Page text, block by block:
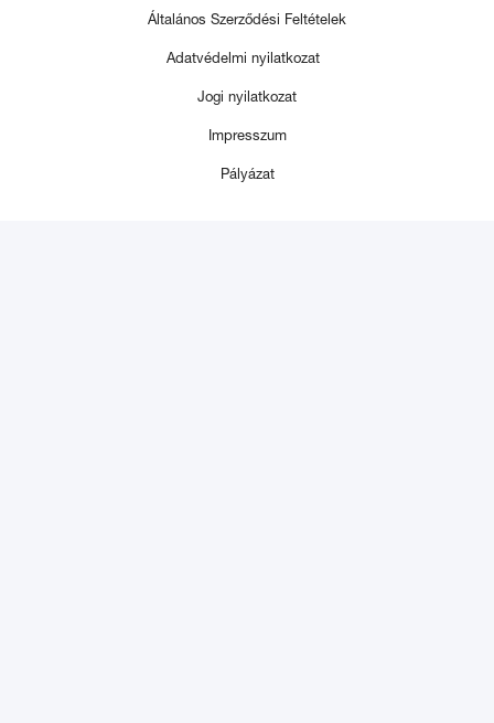
Általános Szerződési Feltételek
Adatvédelmi nyilatkozat
Jogi nyilatkozat
Impresszum
Pályázat